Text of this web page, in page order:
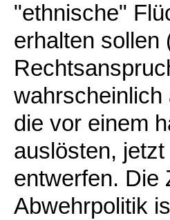
"ethnische"
erhalten sollen
wahrscheinlich
die vor einem
auslösten,
entwerfen. Die
Abwehrpolitik